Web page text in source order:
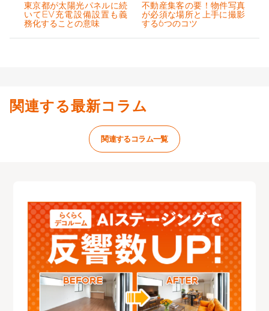
東京都が太陽光パネルに続
いてEV充電設備設置も義
務化することの意味
不動産集客の要！物件写真
が必須な場所と上手に撮影
する6つのコツ
関連する最新コラム
関連するコラム一覧